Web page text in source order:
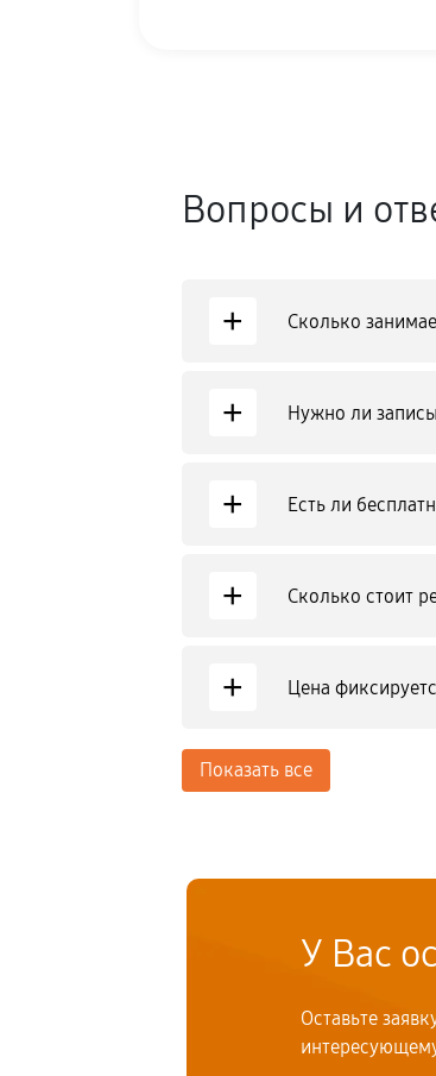
Вопросы и
+ Сколько
+ Нужно ли
+ Есть ли
+ Сколько стоит
+ Цена
Показать все
У Вас
Оставьте